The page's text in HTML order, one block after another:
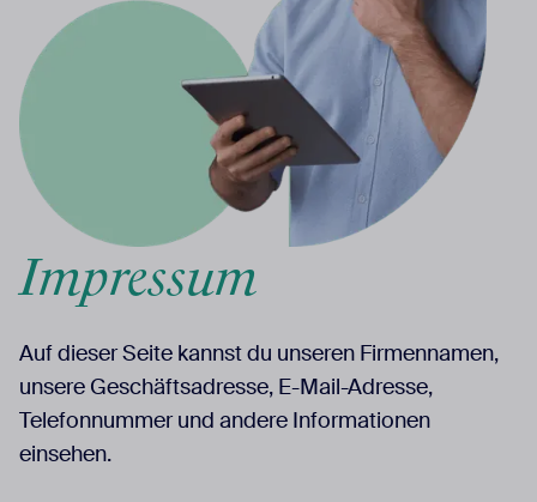
Impressum
Auf dieser Seite kannst du unseren Firmennamen,
unsere Geschäftsadresse, E-Mail-Adresse,
Telefonnummer und andere Informationen
einsehen.